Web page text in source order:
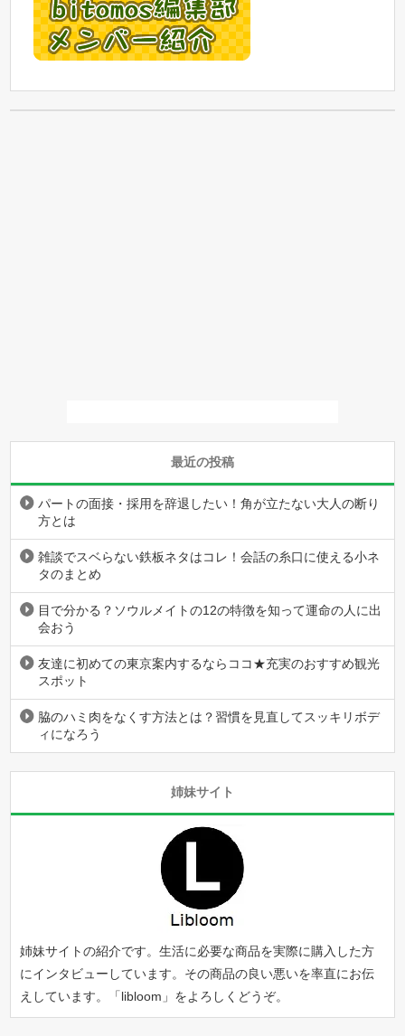
最近の投稿
パートの面接・採用を辞退したい！角が立たない大人の断り
方とは
雑談でスベらない鉄板ネタはコレ！会話の糸口に使える小ネ
タのまとめ
目で分かる？ソウルメイトの12の特徴を知って運命の人に出
会おう
友達に初めての東京案内するならココ★充実のおすすめ観光
スポット
脇のハミ肉をなくす方法とは？習慣を見直してスッキリボデ
ィになろう
姉妹サイト
姉妹サイトの紹介です。生活に必要な商品を実際に購入した方
にインタビューしています。その商品の良い悪いを率直にお伝
えしています。「libloom 」をよろしくどうぞ。